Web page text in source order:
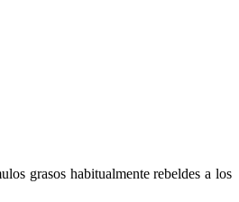
grasos habitualmente rebeldes a los